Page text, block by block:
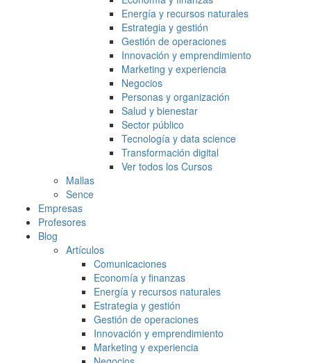
Energía y recursos naturales
Estrategia y gestión
Gestión de operaciones
Innovación y emprendimiento
Marketing y experiencia
Negocios
Personas y organización
Salud y bienestar
Sector público
Tecnología y data science
Transformación digital
Ver todos los Cursos
Mallas
Sence
Empresas
Profesores
Blog
Artículos
Comunicaciones
Economía y finanzas
Energía y recursos naturales
Estrategia y gestión
Gestión de operaciones
Innovación y emprendimiento
Marketing y experiencia